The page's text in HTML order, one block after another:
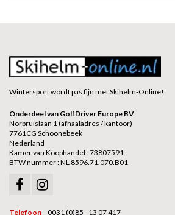
Wintersport wordt pas fijn met Skihelm-Online!
Onderdeel van GolfDriver Europe BV
Norbruislaan 1 (afhaaladres / kantoor)
7761CG Schoonebeek
Nederland
Kamer van Koophandel : 73807591
BTW nummer : NL 8596.71.070.B01
Telefoon 0031 (0)85 - 13 07 417